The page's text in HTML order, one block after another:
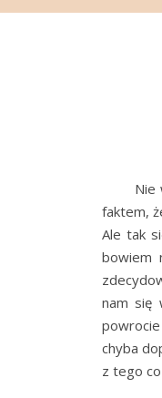
Nie
faktem,
Ale tak
bowiem
nam się
chyba
z tego